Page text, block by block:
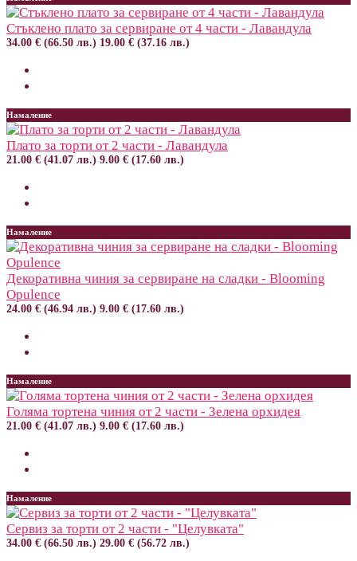
Стъклено плато за сервиране от 4 части - Лавандула
34.00 € (66.50 лв.) 19.00 € (37.16 лв.)
Намаление
Плато за торти от 2 части - Лавандула
21.00 € (41.07 лв.) 9.00 € (17.60 лв.)
Намаление
Декоративна чиния за сервиране на сладки - Blooming
Opulence
24.00 € (46.94 лв.) 9.00 € (17.60 лв.)
Намаление
Голяма тортена чиния от 2 части - Зелена орхидея
21.00 € (41.07 лв.) 9.00 € (17.60 лв.)
Намаление
Сервиз за торти от 2 части - "Целувката"
34.00 € (66.50 лв.) 29.00 € (56.72 лв.)